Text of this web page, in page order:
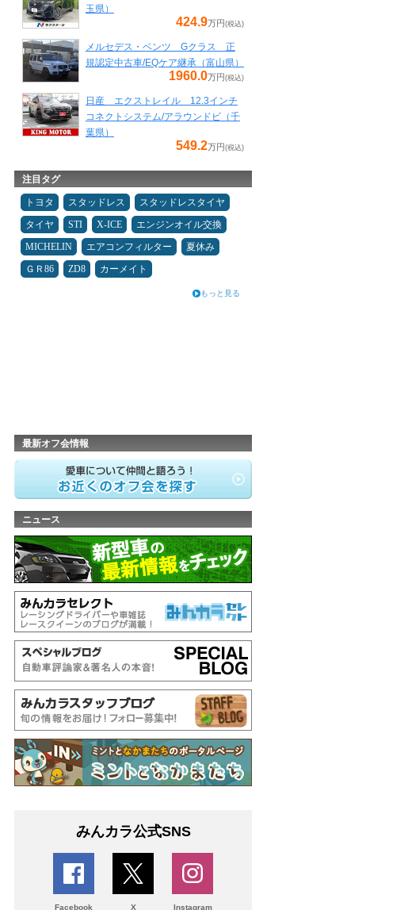
玉県）
424.9万円 (税込)
メルセデス・ベンツ Gクラス 正
規認定中古車/EQケア継承（富山県）
1960.0万円 (税込)
日産 エクストレイル 12.3インチ
コネクトシステム/アラウンドビ（千
葉県）
549.2万円 (税込)
注目タグ
トヨタ スタッドレス
スタッドレスタイヤ
タイヤ
STI X-ICE
エンジンオイル交換
MICHELIN
エアコンフィルター
夏休み
ＧＲ86
ZD8 カーメイト
もっと見る
最新オフ会情報
ニュース
みんカラ公式SNS
Facebook X Instagram